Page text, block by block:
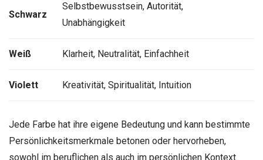
Schwarz
Selbstbewusstsein, Autorität,
Unabhängigkeit
Weiß Klarheit, Neutralität, Einfachheit
Violett Kreativität, Spiritualität, Intuition
Jede Farbe hat ihre eigene Bedeutung und kann bestimmte
Persönlichkeitsmerkmale betonen oder hervorheben,
sowohl im beruflichen als auch im persönlichen Kontext.